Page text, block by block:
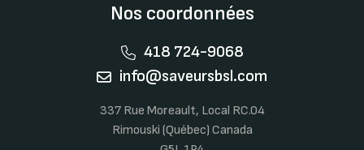
Nos coordonnées
418 724-9068
info@saveursbsl.com
337 Rue Moreault, Local RC.04
Rimouski (Québec) Canada